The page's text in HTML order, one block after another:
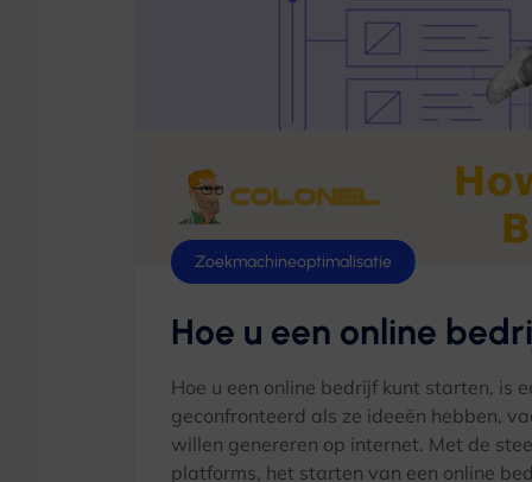
Zoekmachineoptimalisatie
Hoe u een online
Hoe u een online bedrijf kunt starten, is
geconfronteerd als ze ideeën hebben,
willen genereren op internet. Met de
platforms, het starten van een online